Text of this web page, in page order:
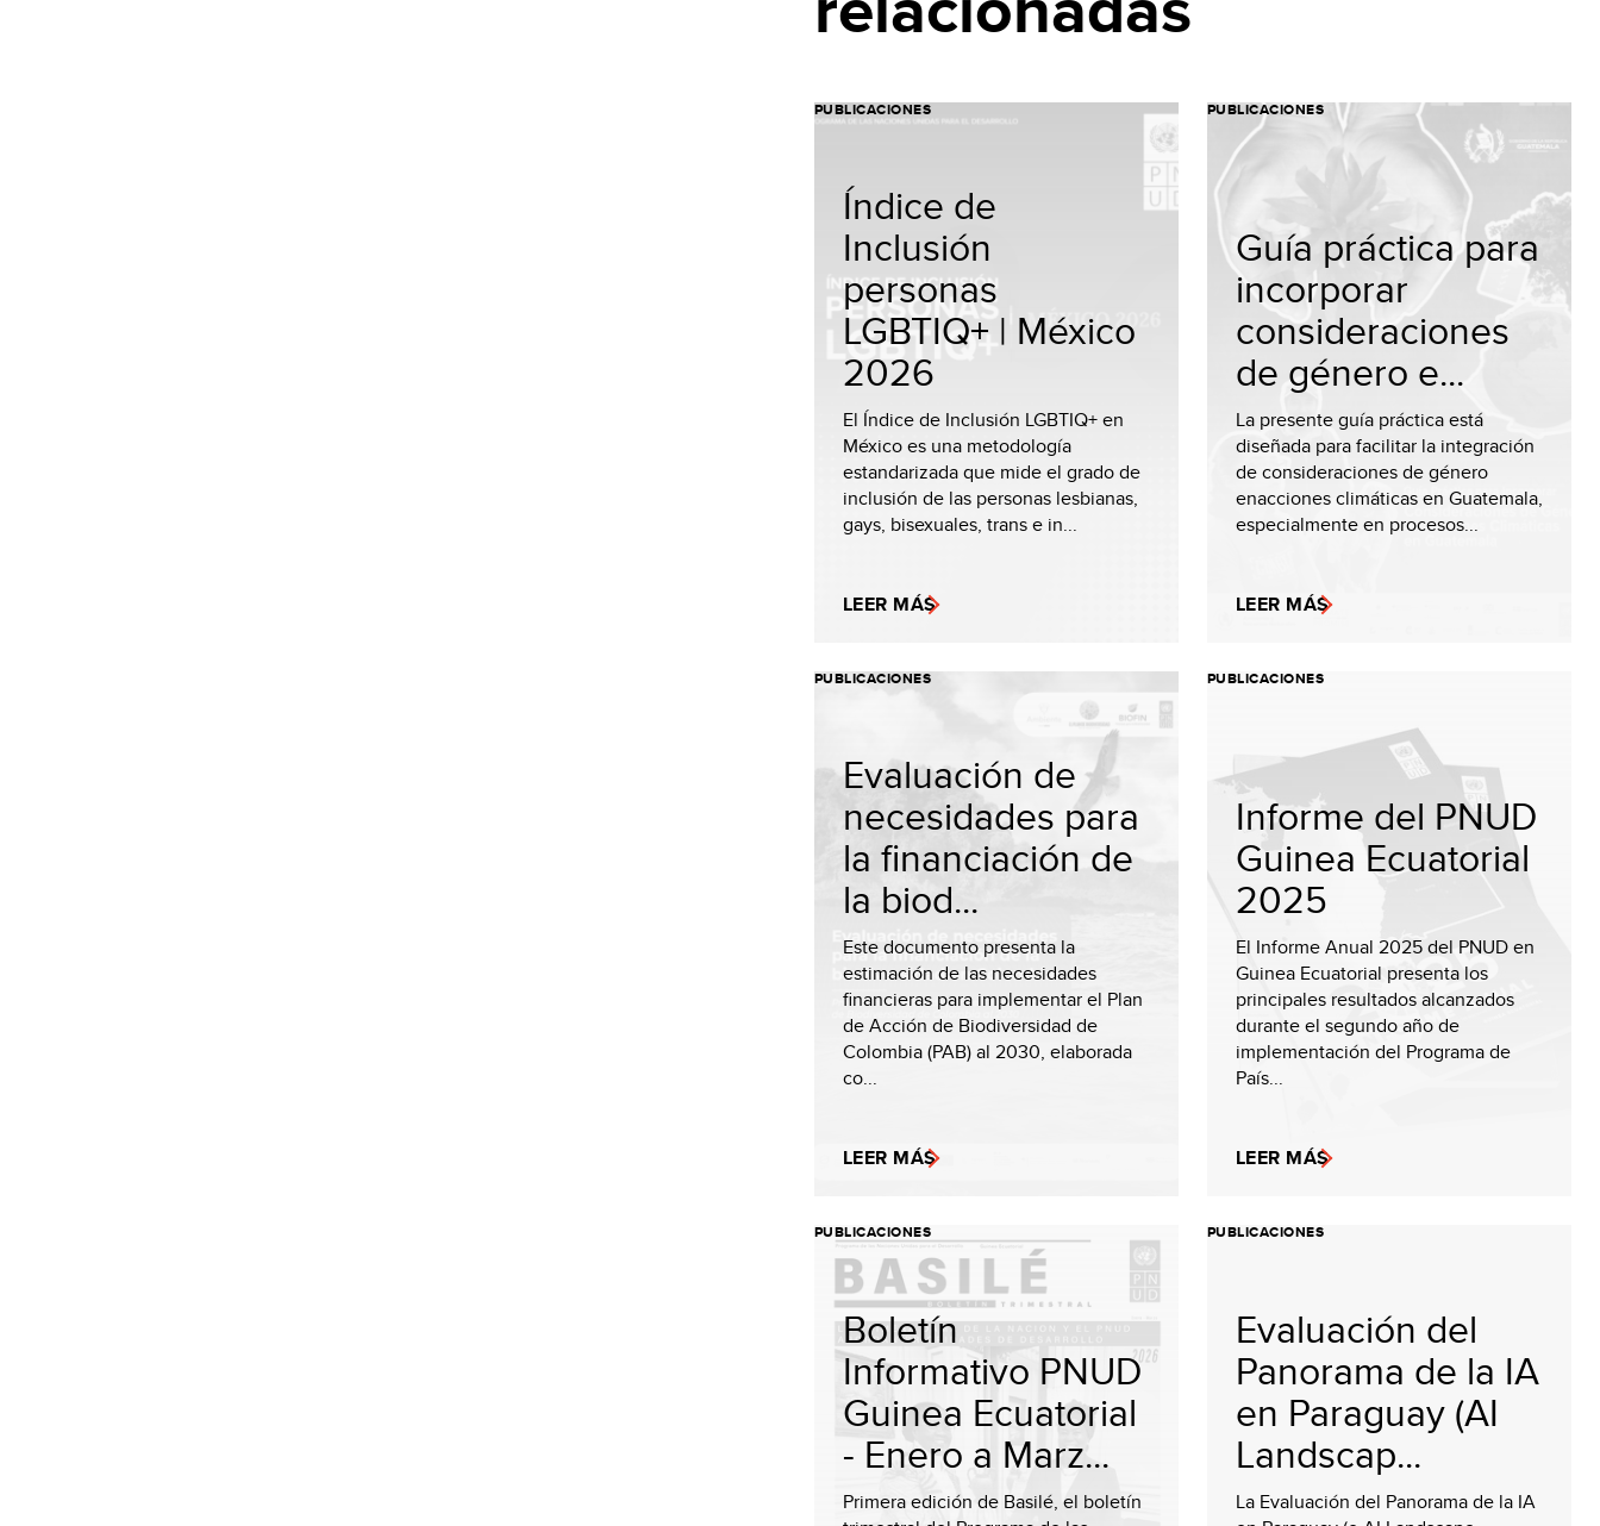
PUBLICACIONES
Índice de
Inclusión
personas
LGBTIQ+ | México
2026
El Índice de Inclusión LGBTIQ+ en
México es una metodología
estandarizada que mide el grado de
inclusión de las personas lesbianas,
gays, bisexuales, trans e in...
LEER MÁS
PUBLICACIONES
Guía práctica para
incorporar
consideraciones
de género e...
La presente guía práctica está
diseñada para facilitar la integración
de consideraciones de género
enacciones climáticas en Guatemala,
especialmente en procesos...
LEER MÁS
PUBLICACIONES
Evaluación de
necesidades para
la financiación de
la biod...
Este documento presenta la
estimación de las necesidades
financieras para implementar el Plan
de Acción de Biodiversidad de
Colombia (PAB) al 2030, elaborada
co...
LEER MÁS
PUBLICACIONES
Informe del PNUD
Guinea Ecuatorial
2025
El Informe Anual 2025 del PNUD en
Guinea Ecuatorial presenta los
principales resultados alcanzados
durante el segundo año de
implementación del Programa de
País...
LEER MÁS
PUBLICACIONES
Boletín
Informativo PNUD
Guinea Ecuatorial
- Enero a Marz...
Primera edición de Basilé, el boletín
PUBLICACIONES
Evaluación del
Panorama de la IA
en Paraguay (AI
Landscap...
La Evaluación del Panorama de la IA